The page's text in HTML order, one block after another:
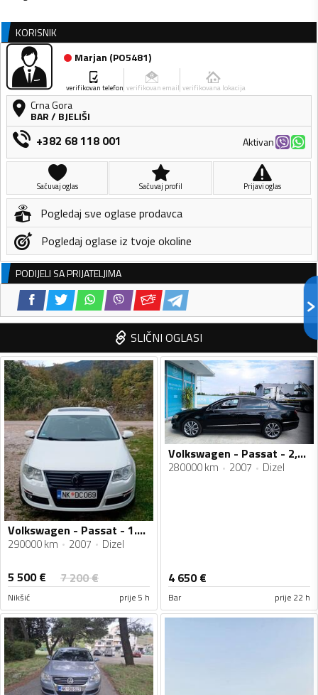
KORISNIK
Marjan (PO5481)
verifikovan telefon verifikovan email verifikovana lokacija
Crna Gora
BAR/ BJELIŠI
+382 68 118 001 Aktivan
Sačuvaj oglas Sačuvaj profil Prijavi oglas
Pogledaj sve oglase prodavca
Pogledaj oglase iz tvoje okoline
PODIJELI SA PRIJATELJIMA
SLIČNI OGLASI
Volkswagen - Passat - 1.9 TDI
290000 km 2007 Dizel
5 500€ 7 200€
Nikšić prije 5 h
Volkswagen - Passat - 2,0tdi
280000 km 2007 Dizel
4 650€
Bar prije 22 h